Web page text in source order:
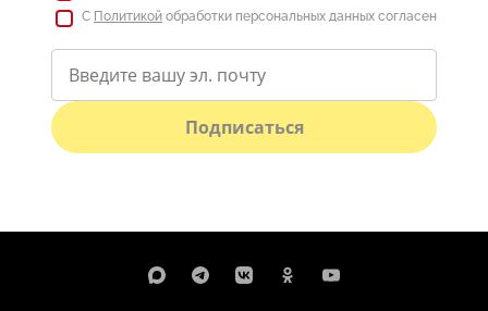
С Политикой обработки персональных данных согласен
Подписаться